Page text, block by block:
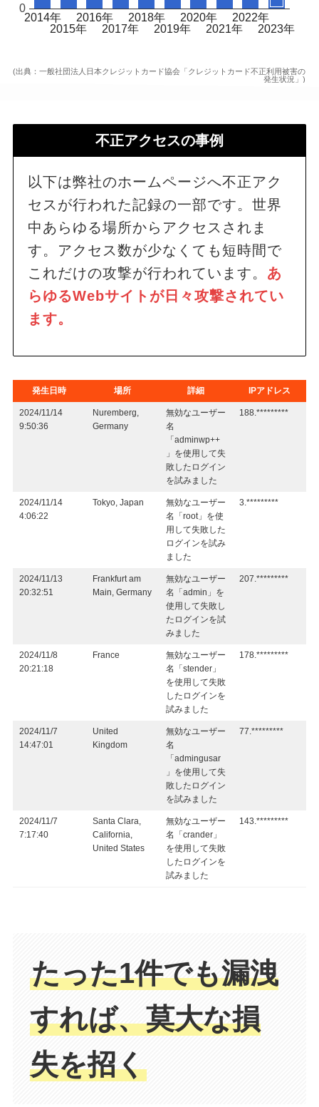
2014年
2015年
2016年
2017年
2018年
2019年
2020年
2021年
2022年
2023年
0
(出典：一般社団法人日本クレジットカード協会「クレジットカード不正利用被害の
発生状況」)
不正アクセスの事例
以下は弊社のホームページへ不正アク
セスが行われた記録の一部です。世界
中あらゆる場所からアクセスされま
す。アクセス数が少なくても短時間で
これだけの攻撃が行われています。 あ
らゆるWebサイトが日々攻撃されてい
ます。
発生日時 場所 詳細 IPアドレス
2024/11/14
9:50:36
Nuremberg,
Germany
無効なユーザー
名
「adminwp++
」を使用して失
敗したログイン
を試みました
188.*********
2024/11/14
4:06:22
Tokyo, Japan
無効なユーザー
名「root」を使
用して失敗した
ログインを試み
ました
3.*********
2024/11/13
20:32:51
Frankfurt am
Main, Germany
無効なユーザー
名「admin」を
使用して失敗し
たログインを試
みました
207.*********
2024/11/8
20:21:18
France
無効なユーザー
名「stender」
を使用して失敗
したログインを
試みました
178.*********
2024/11/7
14:47:01
United
Kingdom
無効なユーザー
名
「admingusar
」を使用して失
敗したログイン
を試みました
77.*********
2024/11/7
7:17:40
Santa Clara,
California,
United States
無効なユーザー
名「crander」
を使用して失敗
したログインを
試みました
143.*********
たった1件でも漏洩
すれば、莫大な損
失を招く